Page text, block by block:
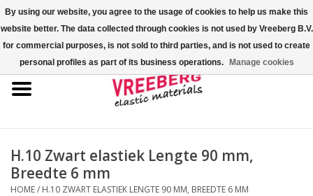
0 Artikelen - €0,00
Home
Gekleurde elastiekjes
Elastisch koord
H.10 Zwart elastiek Lengte 90 mm,
Breedte 6 mm
HOME/ H.10 ZWART ELASTIEK LENGTE 90 MM, BREEDTE 6 MM
By using our website, you agree to the usage of cookies to help us make this
website better. The data collected through cookies is not used by Vreeberg B.V.
for commercial purposes, is not sold to third parties, and is not used to create
personal profiles as part of its business operations.
Manage cookies